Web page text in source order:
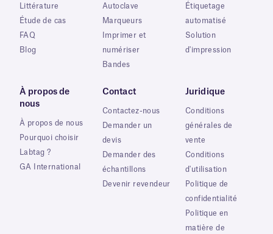
Littérature
Étude de cas
FAQ
Blog
Autoclave
Marqueurs
Imprimer et
numériser
Bandes
Étiquetage
automatisé
Solution
d'impression
À propos de
nous
À propos de nous
Pourquoi choisir
Labtag ?
GA International
Contact
Contactez-nous
Demander un
devis
Demander des
échantillons
Devenir revendeur
Juridique
Conditions
générales de
vente
Conditions
d'utilisation
Politique de
confidentialité
Politique en
matière de